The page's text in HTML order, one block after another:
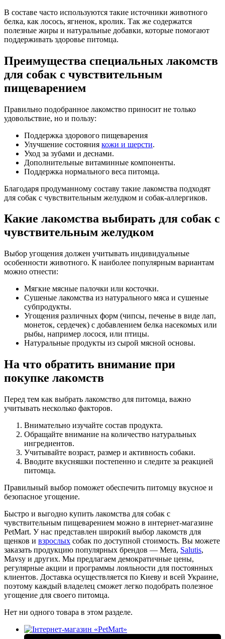
В составе часто используются такие источники животного
белка, как лосось, ягненок, кролик. Так же содержатся
полезные жиры и натуральные добавки, которые помогают
поддерживать здоровье питомца.
Преимущества специальных лакомств
для собак с чувствительным
пищеварением
Правильно подобранное лакомство приносит не только
удовольствие, но и пользу:
Поддержка здорового пищеварения
Улучшение состояния кожи и шерсти.
Уход за зубами и деснами.
Дополнительные витаминные компоненты.
Поддержка нормального веса питомца.
Благодаря продуманному составу такие лакомства подходят
для собак с чувствительным желудком и собак-аллергиков.
Какие лакомства выбирать для собак с
чувствительным желудком
Выбор угощения должен учитывать индивидуальные
особенности животного. К наиболее популярным вариантам
можно отнести:
Мягкие мясные палочки или косточки.
Сушеные лакомства из натурального мяса и сушеные
субпродукты.
Угощения различных форм (чипсы, печенье в виде лап,
монеток, сердечек) с добавлением белка насекомых или
рыбы, например лосося, или птицы.
Натуральные продукты из сырой мясной основы.
На что обратить внимание при
покупке лакомств
Перед тем как выбрать лакомство для питомца, важно
учитывать несколько факторов.
Внимательно изучайте состав продукта.
Обращайте внимание на количество натуральных
ингредиентов.
Учитывайте возраст, размер и активность собаки.
Вводите вкусняшки постепенно и следите за реакцией
питомца.
Правильный выбор поможет обеспечить питомцу вкусное и
безопасное угощение.
Быстро и выгодно купить лакомства для собак с
чувствительным пищеварением можно в интернет-магазине
PetMart. У нас представлен широкий выбор лакомств для
щенков и взрослых собак по доступной стоимость. Вы можете
заказать продукцию популярных брендов — Mera, Salutis,
Mavsy и других. Мы предлагаем демократичные цены,
регулярные акции и программы лояльности для постоянных
клиентов. Доставка осуществляется по Киеву и всей Украине,
поэтому каждый владелец сможет легко подобрать полезное
угощение для своего питомца.
Нет ни одного товара в этом разделе.